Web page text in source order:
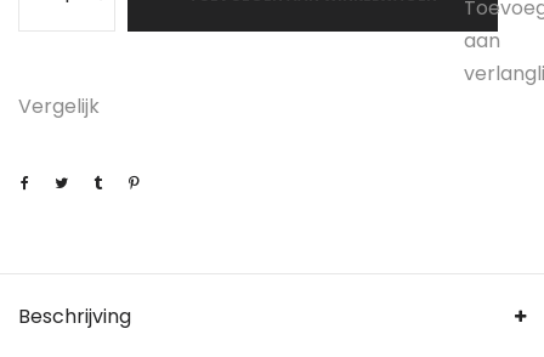
aan
Vergelijk
Beschrijving